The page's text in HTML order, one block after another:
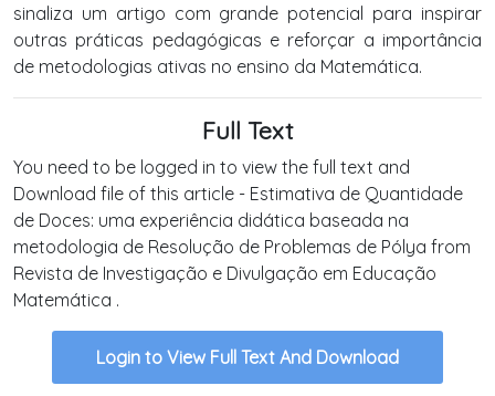
sinaliza um artigo com grande potencial para inspirar
outras práticas pedagógicas e reforçar a importância
de metodologias ativas no ensino da Matemática.
Full Text
You need to be logged in to view the full text and
Download file of this article - Estimativa de Quantidade
de Doces: uma experiência didática baseada na
metodologia de Resolução de Problemas de Pólya from
Revista de Investigação e Divulgação em Educação
Matemática .
Login to View Full Text And Download